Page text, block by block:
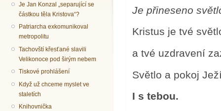
Je Jan Konzal „separující se
částkou těla Kristova“?
Patriarcha exkomunikoval
metropolitu
Tachovští křesťané slavili
Velikonoce pod širým nebem
Tiskové prohlášení
Když už chceme myslet ve
staletích
Knihovnička
Je přineseno
Kristus je tvé
a tvé uzdravení
Světlo a pokoj
I s tebou.